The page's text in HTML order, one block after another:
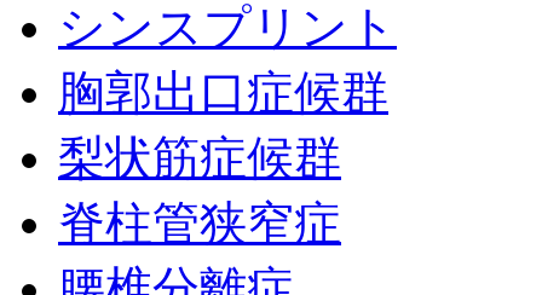
シンスプリント
胸郭出口症候群
梨状筋症候群
脊柱管狭窄症